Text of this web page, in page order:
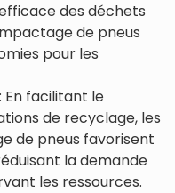
des déchets
de pneus
pour les
En facilitant le
de recyclage, les
de pneus favorisent
la demande
les ressources.